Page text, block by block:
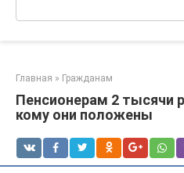
Главная » Гражданам
Пенсионерам 2 тысячи
кому они положены